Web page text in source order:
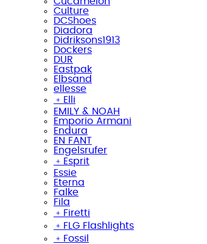
Culture
DCShoes
Diadora
Didriksons1913
Dockers
DUR
Eastpak
Elbsand
ellesse
﹢ Elli
EMILY & NOAH
Emporio Armani
Endura
EN FANT
Engelsrufer
﹢ Esprit
Essie
Eterna
Falke
Fila
﹢ Firetti
﹢ FLG Flashlights
﹢ Fossil